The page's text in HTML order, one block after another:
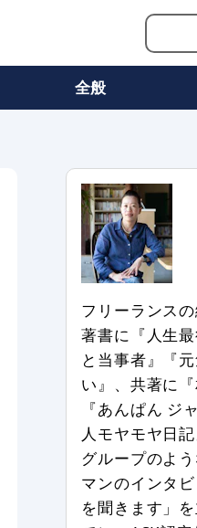
全般
フリーランス
著書に『人生
と当事者』『
い』、共著に
『あんぱん
人モヤモヤ日
グループのよ
マンのインタ
を聞きます」